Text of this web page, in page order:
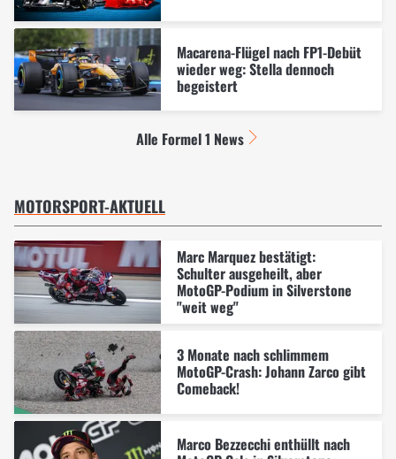
Macarena-Flügel nach FP1-Debüt
wieder weg: Stella dennoch
begeistert
Alle Formel 1 News
MOTORSPORT-AKTUELL
Marc Marquez bestätigt:
Schulter ausgeheilt, aber
MotoGP-Podium in Silverstone
"weit weg"
3 Monate nach schlimmem
MotoGP-Crash: Johann Zarco gibt
Comeback!
Marco Bezzecchi enthüllt nach